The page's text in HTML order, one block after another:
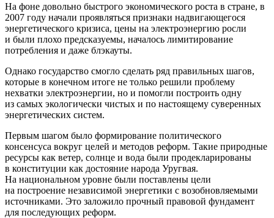
На фоне довольно быстрого экономического роста в стране, в
2007 году начали проявляться признаки надвигающегося
энергетического кризиса, цены на электроэнергию росли
и были плохо предсказуемы, началось лимитирование
потребления и даже блэкауты.
Однако государство смогло сделать ряд правильных шагов,
которые в конечном итоге не только решили проблему
нехватки электроэнергии, но и помогли построить одну
из самых экологически чистых и по настоящему суверенных
энергетических систем.
Первым шагом было формирование политического
консенсуса вокруг целей и методов реформ. Такие природные
ресурсы как ветер, солнце и вода были продекларированы
в конституции как достояние народа Уругвая.
На национальном уровне были поставлены цели
на построение независимой энергетики с возобновляемыми
источниками. Это заложило прочный правовой фундамент
для последующих реформ.